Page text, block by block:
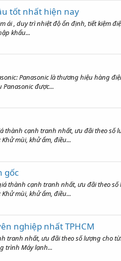
tốt nhất hiện nay
, duy trì nhiệt độ ổn định, tiết kiệm
khẩu...
Panasonic là thương hiệu hàng
được...
cạnh tranh nhất, ưu đãi theo
mùi, khử ẩm, điều...
gốc
thành cạnh tranh nhất, ưu đãi theo
mùi, khử ẩm, điều...
nghiệp nhất TPHCM
tranh nhất, ưu đãi theo số lượng cho
trình Máy lạnh...